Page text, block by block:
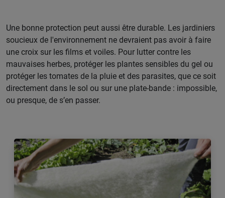
Une bonne protection peut aussi être durable. Les jardiniers
soucieux de l'environnement ne devraient pas avoir à faire
une croix sur les films et voiles. Pour lutter contre les
mauvaises herbes, protéger les plantes sensibles du gel ou
protéger les tomates de la pluie et des parasites, que ce soit
directement dans le sol ou sur une plate-bande : impossible,
ou presque, de s’en passer.